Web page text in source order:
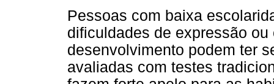
Pessoas com baixa
dificuldades de expressão
desenvolvimento podem ter
avaliadas com testes